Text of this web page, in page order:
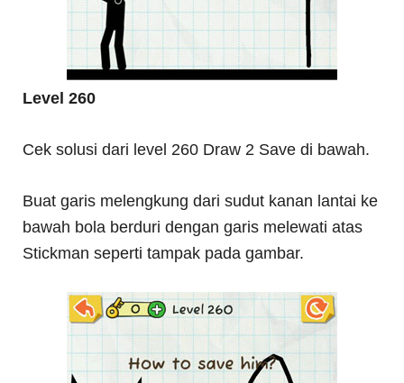
Level 260
Cek solusi dari level 260 Draw 2 Save di bawah.
Buat garis melengkung dari sudut kanan lantai ke
bawah bola berduri dengan garis melewati atas
Stickman seperti tampak pada gambar.